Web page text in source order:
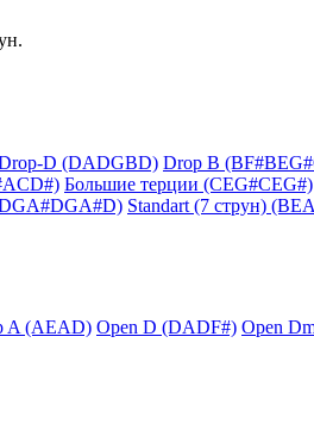
D (DADGBD) Drop B
Большие терции (CEG#CEG#)
Standart (7 струн)
A (AEAD) Open D (DADF#) Open